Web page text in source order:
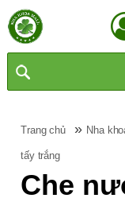
Trang chủ » Nha
tấy trắng
Che